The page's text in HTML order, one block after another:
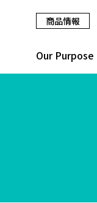
商品情報
Our Purpose